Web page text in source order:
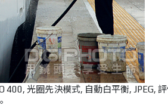
光圈先決模式, 自動白平衡, JPEG,